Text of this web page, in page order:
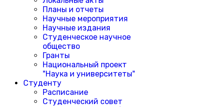
Планы и отчеты
Научные мероприятия
Научные издания
Студенческое научное
общество
Гранты
Национальный проект
"Наука и университеты"
Студенту
Расписание
Студенческий совет